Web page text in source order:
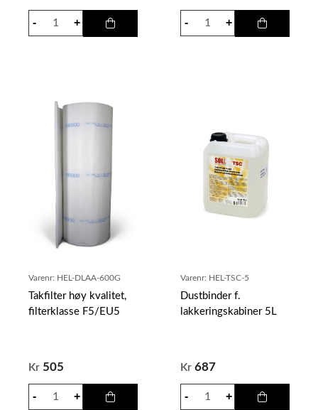
Varenr: HEL-DLAA-600G
Takfilter høy kvalitet,
filterklasse F5/EU5
Kr 505
Varenr: HEL-TSC-5
Dustbinder f.
lakkeringskabiner 5L
Kr 687